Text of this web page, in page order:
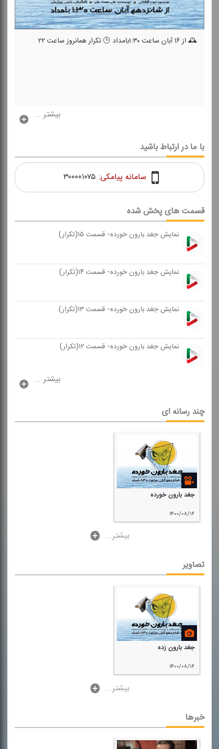
🕰️ از ۱۶ آبان ساعت ۱:۳۰بامداد 🕒 تكرار همانروز ساعت ۲۲
بیشتر ...
قسمت های پخش شده
نمایش جغد بارون خورده- قسمت ۱۵(تكرار)
نمایش جغد بارون خورده- قسمت ۱۴(تكرار)
نمایش جغد بارون خورده- قسمت ۱۳(تكرار)
نمایش جغد بارون خورده- قسمت ۱۲(تكرار)
بیشتر ...
با ما در ارتباط باشید
سامانه پیامکی: ۳۰۰۰۰۱۰۷۵
چند رسانه ای
جغد بارون خورده
۱۴۰۰/۰۸/۱۶
...بیشتر
تصاویر
جغد بارون زده
۱۴۰۰/۰۸/۱۶
...بیشتر
خبرها